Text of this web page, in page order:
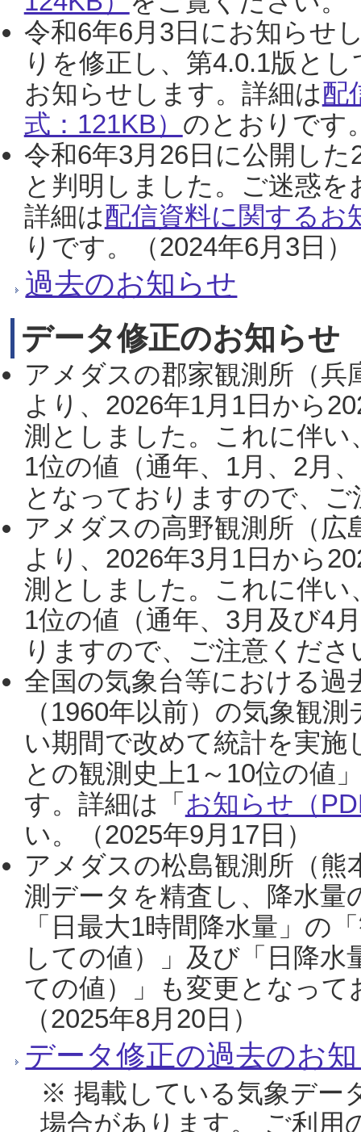
令和6年6月3日にお知らせ
りを修正し、第4.0.1版と
お知らせします。詳細は配
式：121KB） のとおりです
令和6年3月26日に公開し
と判明しました。ご迷惑
詳細は配信資料に関するお
りです。（2024年6月3日）
過去のお知らせ
データ修正のお知らせ
アメダスの郡家観測所（
より、2026年1月1日から
測としました。これに伴い
1位の値（通年、1月、2月
となっておりますので、
アメダスの高野観測所（
より、2026年3月1日から
測としました。これに伴い
1位の値（通年、3月及び4
りますので、ご注意くだ
全国の気象台等における過
（1960年以前）の気象観
い期間で改めて統計を実
との観測史上1～10位の値
す。詳細は「 お知らせ（
い。（2025年9月17日）
アメダスの松島観測所（熊
測データを精査し、降水
「日最大1時間降水量」の
しての値）」及び「日降
ての値）」も変更となっ
（2025年8月20日）
データ修正の過去のお
※ 掲載している気象デー
場合があります。 ご利用